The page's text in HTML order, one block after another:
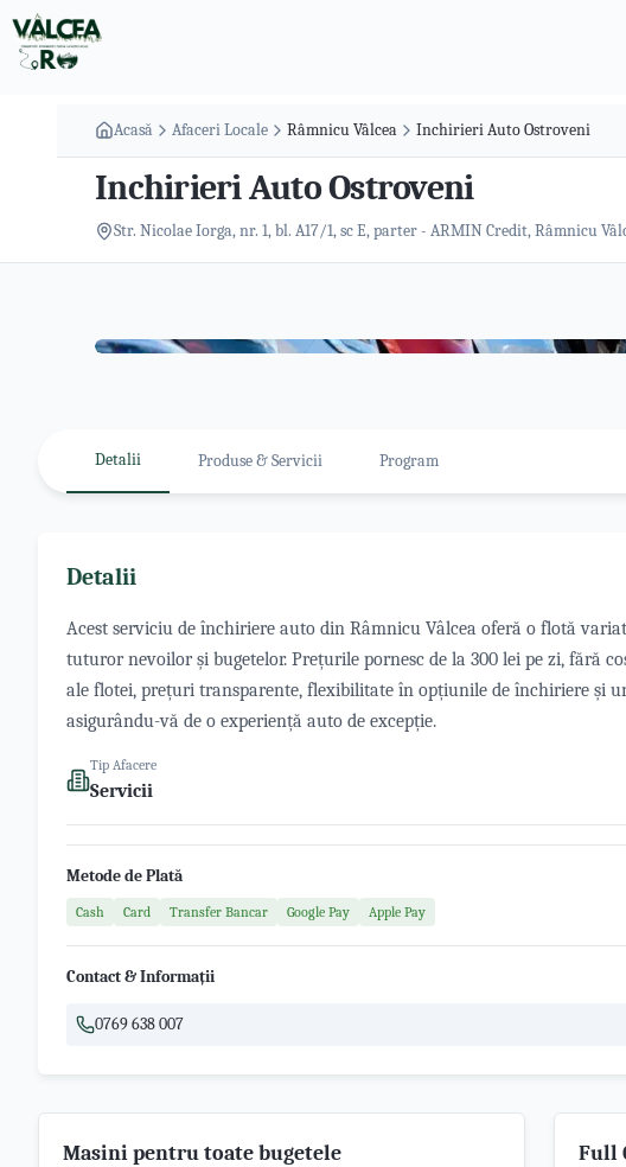
Acasă Afaceri Locale Râmnicu Vâlcea Inchirieri Auto Ostroveni
Inchirieri Auto Ostroveni
Str. Nicolae Iorga, nr. 1, bl. A17/1, sc E, parter - ARMIN Credit, Râmnicu
Detalii Produse & Servicii Program
Detalii
Acest serviciu de închiriere auto din Râmnicu Vâlcea oferă o flotă
tuturor nevoilor și bugetelor. Prețurile pornesc de la 300 lei pe zi, fără
ale flotei, prețuri transparente, flexibilitate în opțiunile de închiriere și
asigurându-vă de o experiență auto de excepție.
Tip Afacere
Servicii
Metode de Plată
Cash Card Transfer Bancar Google Pay Apple Pay
Contact & Informații
0769 638 007
Masini pentru toate bugetele Full